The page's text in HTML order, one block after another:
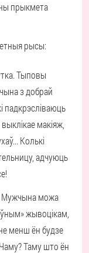
прыкмета
рысы:
Тыповы
з добрай
падкрэсліваюць
макіяж,
Колькі
адчуюць
Мужчына можа
жывоцікам,
менш ён будзе
Таму што ён